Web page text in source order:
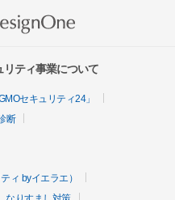
ティ事業について
セキュリティ24」
断
ィ byイエラエ）